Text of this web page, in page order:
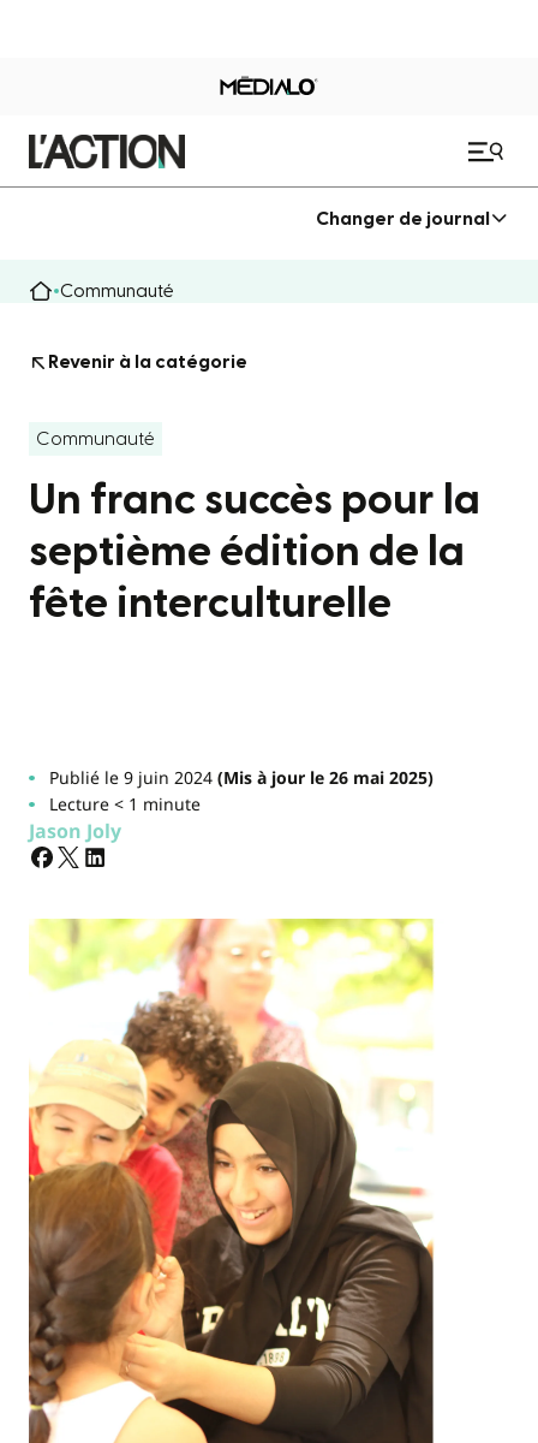
Changer de journal
Communauté
Revenir à la catégorie
Communauté
Un franc succès pour la
septième édition de la
fête interculturelle
Publié le 9 juin 2024(Mis à jour le 26 mai 2025)
Lecture < 1 minute
Jason Joly